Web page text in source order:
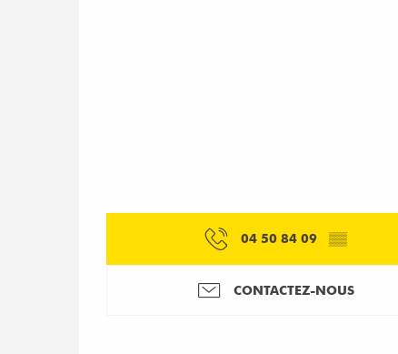
04 50 84 09 ▒▒
CONTACTEZ-NOUS